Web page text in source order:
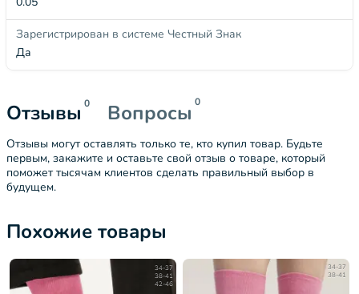
Зарегистрирован в системе Честный Знак
Да
Отзывы 0 Вопросы 0
Отзывы могут оставлять только те, кто купил товар. Будьте
первым, закажите и оставьте свой отзыв о товаре, который
поможет тысячам клиентов сделать правильный выбор в
будущем.
Похожие товары
34-37
38-41
42-46
34-37
38-41